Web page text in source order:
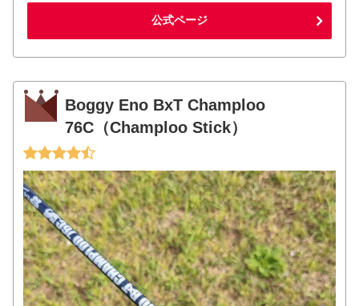
公式ページ
Boggy Eno BxT Champloo
76C（Champloo Stick）